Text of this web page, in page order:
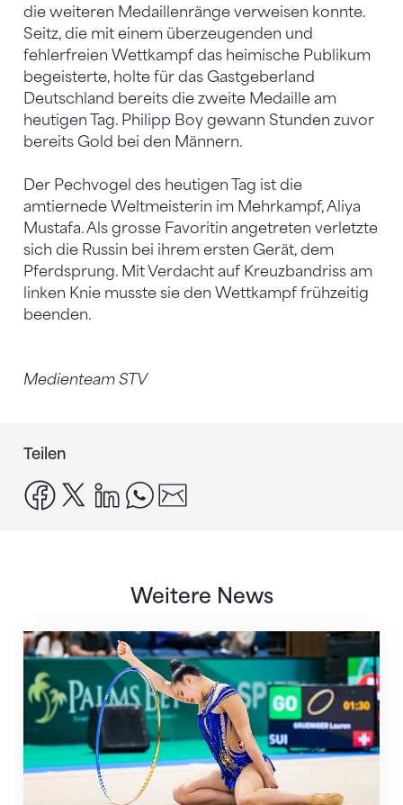
die weiteren Medaillenränge verweisen konnte.
Seitz, die mit einem überzeugenden und
fehlerfreien Wettkampf das heimische Publikum
begeisterte, holte für das Gastgeberland
Deutschland bereits die zweite Medaille am
heutigen Tag. Philipp Boy gewann Stunden zuvor
bereits Gold bei den Männern.
Der Pechvogel des heutigen Tag ist die
amtiernede Weltmeisterin im Mehrkampf, Aliya
Mustafa. Als grosse Favoritin angetreten verletzte
sich die Russin bei ihrem ersten Gerät, dem
Pferdsprung. Mit Verdacht auf Kreuzbandriss am
linken Knie musste sie den Wettkampf frühzeitig
beenden.
Medienteam STV
Teilen
facebook
x linkedinwhatsapp
Weitere News
Nächster Halt: Weltmeisterschaft